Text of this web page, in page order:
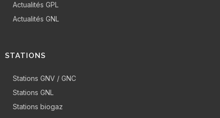
Actualités GPL
Actualités GNL
STATIONS
Stations GNV / GNC
Stations GNL
Stations biogaz